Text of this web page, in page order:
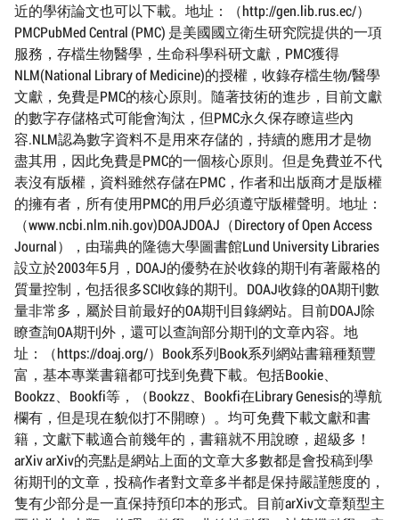
近的學術論文也可以下載。地址：（http://gen.lib.rus.ec/）
PMCPubMed Central (PMC) 是美國國立衛生研究院提供的一項
服務，存檔生物醫學，生命科學科研文獻，PMC獲得
NLM(National Library of Medicine)的授權，收錄存檔生物/醫學
文獻，免費是PMC的核心原則。隨著技術的進步，目前文獻
的數字存儲格式可能會淘汰，但PMC永久保存瞭這些內
容.NLM認為數字資料不是用來存儲的，持續的應用才是物
盡其用，因此免費是PMC的一個核心原則。但是免費並不代
表沒有版權，資料雖然存儲在PMC，作者和出版商才是版權
的擁有者，所有使用PMC的用戶必須遵守版權聲明。地址：
（www.ncbi.nlm.nih.gov)DOAJDOAJ（Directory of Open Access
Journal），由瑞典的隆德大學圖書館Lund University Libraries
設立於2003年5月，DOAJ的優勢在於收錄的期刊有著嚴格的
質量控制，包括很多SCI收錄的期刊。DOAJ收錄的OA期刊數
量非常多，屬於目前最好的OA期刊目錄網站。目前DOAJ除
瞭查詢OA期刊外，還可以查詢部分期刊的文章內容。地
址：（https://doaj.org/）Book系列Book系列網站書籍種類豐
富，基本專業書籍都可找到免費下載。包括Bookie、
Bookzz、Bookfi等，（Bookzz、Bookfi在Library Genesis的導航
欄有，但是現在貌似打不開瞭）。均可免費下載文獻和書
籍，文獻下載適合前幾年的，書籍就不用說瞭，超級多！
arXiv arXiv的亮點是網站上面的文章大多數都是會投稿到學
術期刊的文章，投稿作者對文章多半都是保持嚴謹態度的，
隻有少部分是一直保持預印本的形式。目前arXiv文章類型主